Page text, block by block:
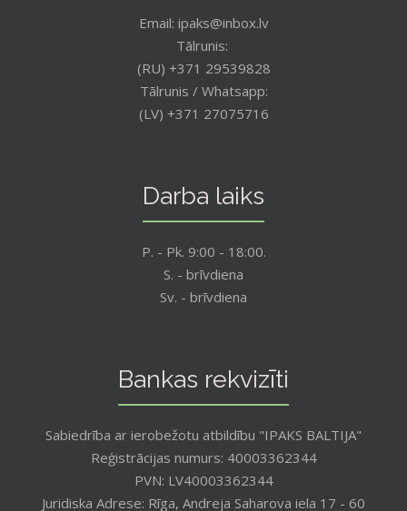
Email: ipaks@inbox.lv
Tālrunis:
(RU) +371 29539828
Tālrunis / Whatsapp:
(LV) +371 27075716
Darba laiks
P. - Pk. 9:00 - 18:00.
S. - brīvdiena
Sv. - brīvdiena
Bankas rekvizīti
Sabiedrība ar ierobežotu atbildību "IPAKS BALTIJA"
Reģistrācijas numurs: 40003362344
PVN: LV40003362344
Juridiska Adrese: Rīga, Andreja Saharova iela 17 - 60